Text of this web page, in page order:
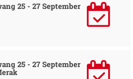
25 - 27 September
25 - 27 September